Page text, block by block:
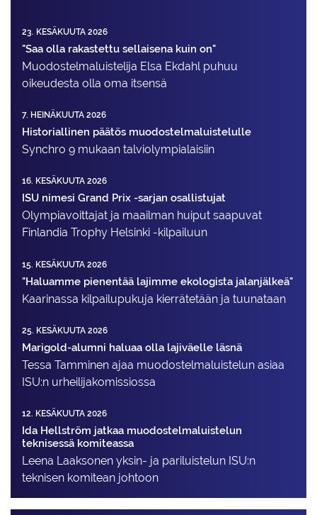
23. KESÄKUUTA 2026
"Saa olla rakastettu sellaisena kuin on"
Muodostelma­luistelija Elsa Ekdahl puhuu
oikeudesta olla oma itsensä
7. HEINÄKUUTA 2026
Historiallinen päätös muodostelmaluistelulle
Synchro 9 mukaan talviolympialaisiin
16. KESÄKUUTA 2026
ISU nimesi Grand Prix -sarjan osallistujat
Olympiavoittajat ja maailman huiput saapuvat
Finlandia Trophy Helsinki -kilpailuun
15. KESÄKUUTA 2026
"Haluamme pienentää lajimme ekologista jalanjälkeä"
Kaarinassa kilpailupukuja kierrätetään ja tuunataan
25. KESÄKUUTA 2026
Marigold-alumni haluaa olla lajiväelle läsnä
Tessa Tamminen ajaa muodostelma­luistelun asiaa
ISU:n urheilija­komissiossa
12. KESÄKUUTA 2026
Ida Hellström jatkaa muodostelmaluistelun
teknisessä komiteassa
Leena Laaksonen yksin- ja pariluistelun ISU:n
teknisen komitean johtoon